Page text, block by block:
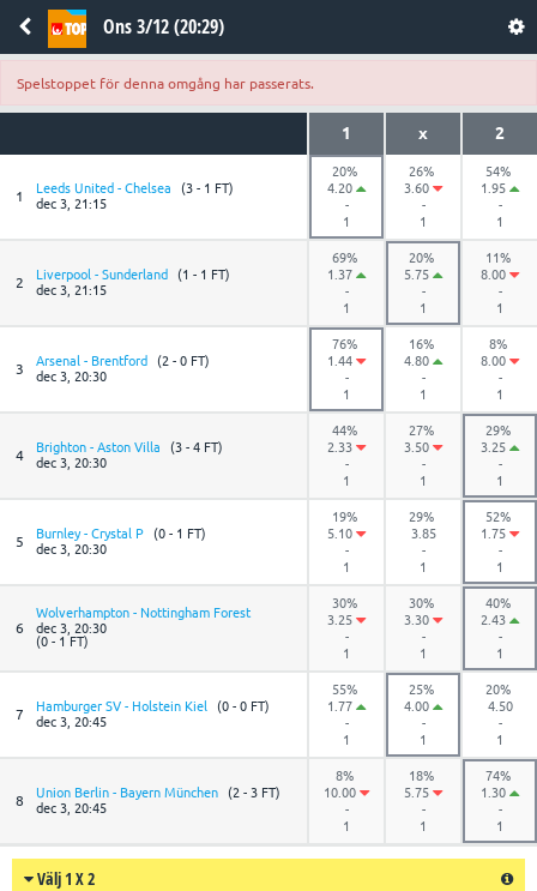
Ons 3/12 (20:29)
Spelstoppet för denna omgång har passerats.
1 x 2
1
Leeds United - Chelsea
dec 3, 21:15
(3 - 1 FT)
20%
4.20
-
1
26%
3.60
-
1
54%
1.95
-
1
2
Liverpool - Sunderland
dec 3, 21:15
(1 - 1 FT)
69%
1.37
-
1
20%
5.75
-
1
11%
8.00
-
1
3
Arsenal - Brentford
dec 3, 20:30
(2 - 0 FT)
76%
1.44
-
1
16%
4.80
-
1
8%
8.00
-
1
4
Brighton - Aston Villa
dec 3, 20:30
(3 - 4 FT)
44%
2.33
-
1
27%
3.50
-
1
29%
3.25
-
1
5
Burnley - Crystal P
dec 3, 20:30
(0 - 1 FT)
19%
5.10
-
1
29%
3.85
-
1
52%
1.75
-
1
6
Wolverhampton - Nottingham Forest
dec 3, 20:30
(0 - 1 FT)
30%
3.25
-
1
30%
3.30
-
1
40%
2.43
-
1
7
Hamburger SV - Holstein Kiel
dec 3, 20:45
(0 - 0 FT)
55%
1.77
-
1
25%
4.00
-
1
20%
4.50
-
1
8
Union Berlin - Bayern München
dec 3, 20:45
(2 - 3 FT)
8%
10.00
-
1
18%
5.75
-
1
74%
1.30
-
1
Välj 1 X 2